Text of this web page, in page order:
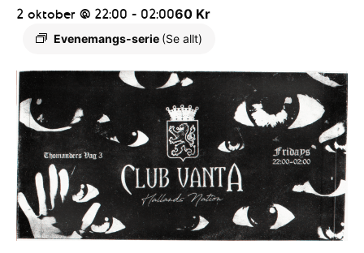
2 oktober @ 22:00 - 02:00
Evenemangs-serie (Se allt)
60 Kr